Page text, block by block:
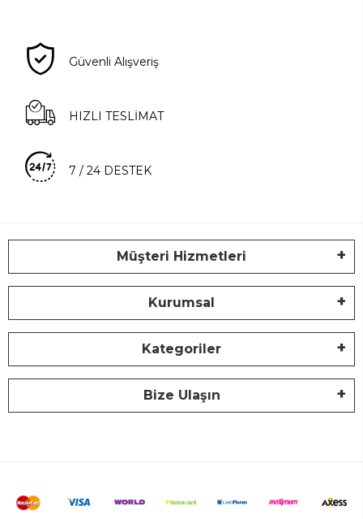
Güvenli Alışveriş
HIZLI TESLİMAT
7 / 24 DESTEK
Müşteri Hizmetleri
Kurumsal
Kategoriler
Bize Ulaşın